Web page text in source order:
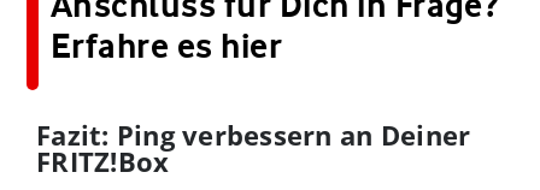
Erfahre es hier
Fazit: Ping verbessern an Deiner
FRITZ!Box